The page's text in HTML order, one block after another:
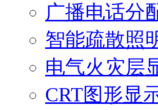
广播电话分
智能疏散照
电气火灾层
CRT图形显